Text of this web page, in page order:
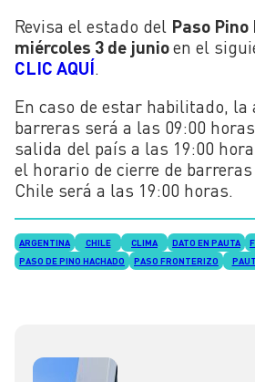
Revisa el estado del Paso
miércoles 3 de junioen el
CLIC AQUÍ
En caso de estar habilitado, la
barreras será a las 09:00
salida del país a las 19:00
el horario de cierre de
Chile será a las 19:00 horas.
ARGENTINA CHILE CLIMA DATO EN PAUTA
PASO DE PINO HACHADO
PASO FRONTERIZO